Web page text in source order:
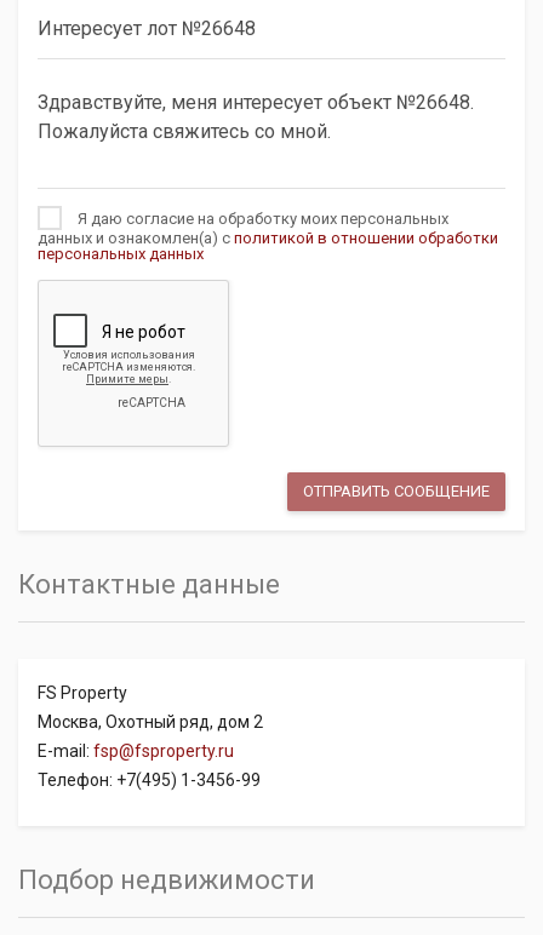
Я даю согласие на обработку моих персональных
данных и ознакомлен(а) с политикой в отношении обработки
персональных данных
Контактные данные
FS Property
Москва, Охотный ряд, дом 2
E-mail: fsp@fsproperty.ru
Телефон: +7(495) 1-3456-99
Подбор недвижимости